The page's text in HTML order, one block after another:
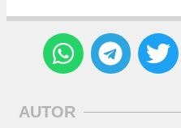
AUTOR